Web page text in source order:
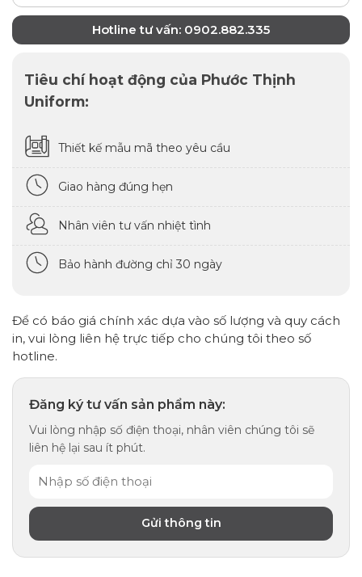
Hotline tư vấn: 0902.882.335
Tiêu chí hoạt động của Phước Thịnh
Uniform:
Thiết kế mẫu mã theo yêu cầu
Giao hàng đúng hẹn
Nhân viên tư vấn nhiệt tình
Bảo hành đường chỉ 30 ngày
Để có báo giá chính xác dựa vào số lượng và quy cách
in, vui lòng liên hệ trực tiếp cho chúng tôi theo số
hotline.
Đăng ký tư vấn sản phẩm này:
Vui lòng nhập số điện thoại, nhân viên chúng tôi sẽ
liên hệ lại sau ít phút.